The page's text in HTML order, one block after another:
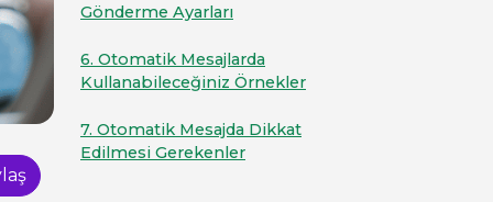
Gönderme Ayarları
6. Otomatik Mesajlarda
Kullanabileceğiniz Örnekler
7. Otomatik Mesajda Dikkat
Edilmesi Gerekenler